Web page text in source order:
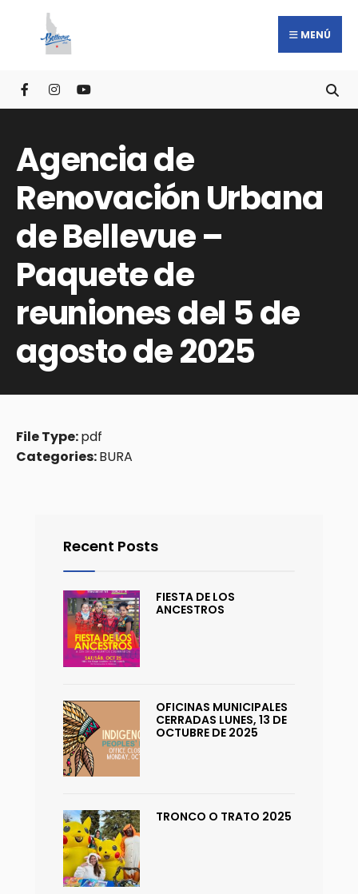
MENÚ
Agencia de
Renovación Urbana
de Bellevue –
Paquete de
reuniones del 5 de
agosto de 2025
File Type:pdf
Categories:BURA
Recent Posts
FIESTA DE LOS
ANCESTROS
OFICINAS MUNICIPALES
CERRADAS LUNES, 13 DE
OCTUBRE DE 2025
TRONCO O TRATO 2025